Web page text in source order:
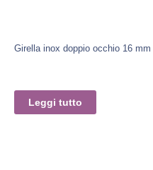
Girella inox doppio occhio 16 mm
Leggi tutto